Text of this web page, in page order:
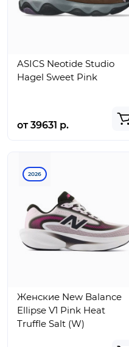
ASICS Neotide Studio
Hagel Sweet Pink
от 39631 р.
2026
Женские New Balance
Ellipse V1 Pink Heat
Truffle Salt (W)